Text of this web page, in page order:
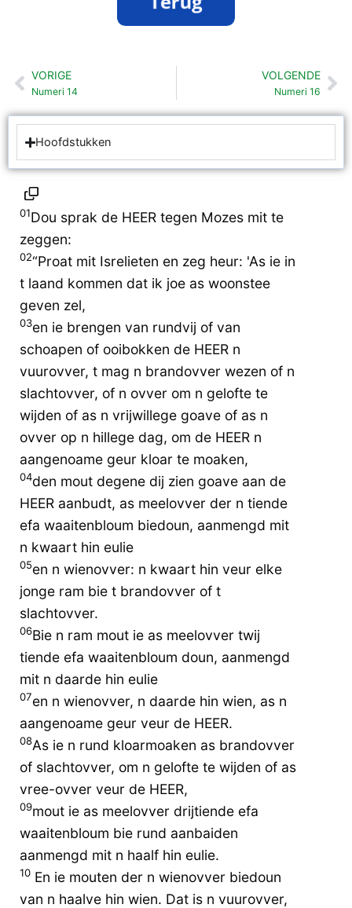
Vorige
VORIGE
Numeri 14
VOLGENDE
Numeri 16
Hoofdstukken
01Dou sprak de HEER tegen Mozes mit te
zeggen:
02“Proat mit Isrelieten en zeg heur: 'As ie in
t laand kommen dat ik joe as woonstee
geven zel,
03en ie brengen van rundvij of van
schoapen of ooibokken de HEER n
vuurovver, t mag n brandovver wezen of n
slachtovver, of n ovver om n gelofte te
wijden of as n vrijwillege goave of as n
ovver op n hillege dag, om de HEER n
aangenoame geur kloar te moaken,
04den mout degene dij zien goave aan de
HEER aanbudt, as meelovver der n tiende
efa waaitenbloum biedoun, aanmengd mit
n kwaart hin eulie
05en n wienovver: n kwaart hin veur elke
jonge ram bie t brandovver of t
slachtovver.
06Bie n ram mout ie as meelovver twij
tiende efa waaitenbloum doun, aanmengd
mit n daarde hin eulie
07en n wienovver, n daarde hin wien, as n
aangenoame geur veur de HEER.
08As ie n rund kloarmoaken as brandovver
of slachtovver, om n gelofte te wijden of as
vree-ovver veur de HEER,
09mout ie as meelovver drijtiende efa
waaitenbloum bie rund aanbaiden
aanmengd mit n haalf hin eulie.
10 En ie mouten der n wienovver biedoun
van n haalve hin wien. Dat is n vuurovver,